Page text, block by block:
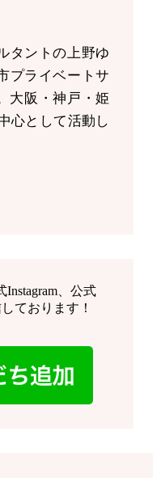
タントの上野ゆ
プライベートサ
大阪・神戸・姫
心として活動し
、公式
ております！